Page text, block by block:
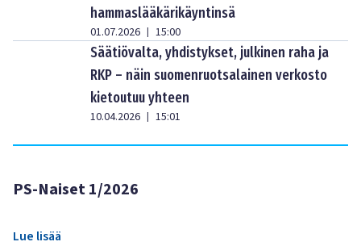
hammaslääkärikäyntinsä
01.07.2026 | 15:00
Säätiövalta, yhdistykset, julkinen raha ja
RKP – näin suomenruotsalainen verkosto
kietoutuu yhteen
10.04.2026 | 15:01
PS-Naiset 1/2026
Lue lisää